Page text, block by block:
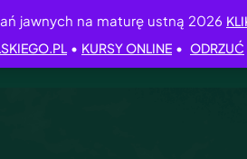
jawnych na maturę ustną 2026
• KURSY ONLINE • ODRZUĆ